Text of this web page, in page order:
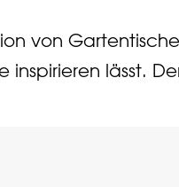
von
lässt.